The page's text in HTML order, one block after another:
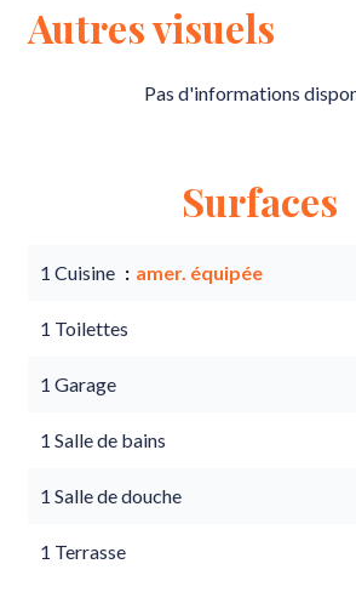
Autres visuels
Pas d'informations
Surfaces
1 Cuisine amer. équipée
1 Toilettes
1 Garage
1 Salle de bains
1 Salle de douche
1 Terrasse